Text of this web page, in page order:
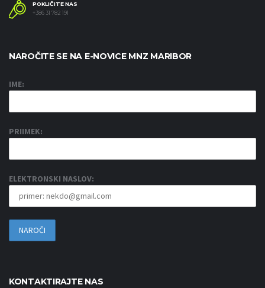
POKLIČITE NAS
+386 31 782 191
NAROČITE SE NA E-NOVICE MNZ MARIBOR
IME:
PRIIMEK:
ELEKTRONSKI NASLOV:
KONTAKTIRAJTE NAS